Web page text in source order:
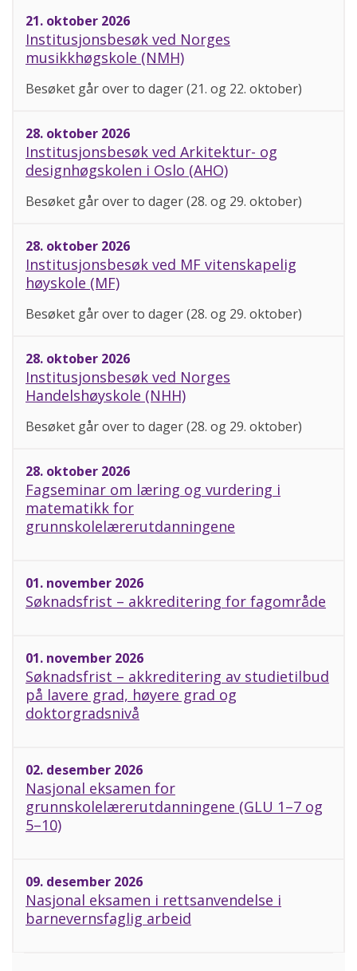
21. oktober 2026
Institusjonsbesøk ved Norges
musikkhøgskole (NMH)
Besøket går over to dager (21. og 22. oktober)
28. oktober 2026
Institusjonsbesøk ved Arkitektur- og
designhøgskolen i Oslo (AHO)
Besøket går over to dager (28. og 29. oktober)
28. oktober 2026
Institusjonsbesøk ved MF vitenskapelig
høyskole (MF)
Besøket går over to dager (28. og 29. oktober)
28. oktober 2026
Institusjonsbesøk ved Norges
Handelshøyskole (NHH)
Besøket går over to dager (28. og 29. oktober)
28. oktober 2026
Fagseminar om læring og vurdering i
matematikk for
grunnskolelærerutdanningene
01. november 2026
Søknadsfrist – akkreditering for fagområde
01. november 2026
Søknadsfrist – akkreditering av studietilbud
på lavere grad, høyere grad og
doktorgradsnivå
02. desember 2026
Nasjonal eksamen for
grunnskolelærerutdanningene (GLU 1–7 og
5–10)
09. desember 2026
Nasjonal eksamen i rettsanvendelse i
barnevernsfaglig arbeid